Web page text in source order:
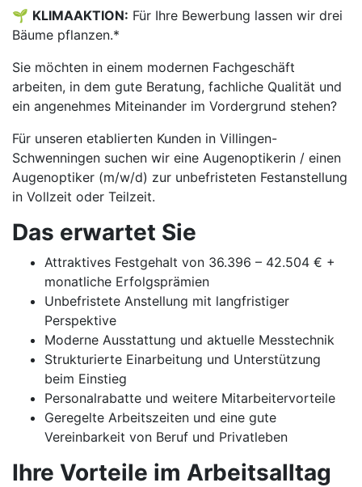
🌱 KLIMAAKTION: Für Ihre Bewerbung lassen wir drei
Bäume pflanzen.*
Sie möchten in einem modernen Fachgeschäft
arbeiten, in dem gute Beratung, fachliche Qualität und
ein angenehmes Miteinander im Vordergrund stehen?
Für unseren etablierten Kunden in Villingen-
Schwenningen suchen wir eine Augenoptikerin / einen
Augenoptiker (m/w/d) zur unbefristeten Festanstellung
in Vollzeit oder Teilzeit.
Das erwartet Sie
Attraktives Festgehalt von 36.396 – 42.504 € +
monatliche Erfolgsprämien
Unbefristete Anstellung mit langfristiger
Perspektive
Moderne Ausstattung und aktuelle Messtechnik
Strukturierte Einarbeitung und Unterstützung
beim Einstieg
Personalrabatte und weitere Mitarbeitervorteile
Geregelte Arbeitszeiten und eine gute
Vereinbarkeit von Beruf und Privatleben
Ihre Vorteile im Arbeitsalltag